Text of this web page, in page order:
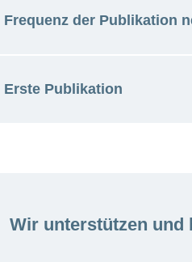
ca. 20 Minuten
Frequenz der Publikation
Monatlich
Erste Publikation
Wir unterstützen und